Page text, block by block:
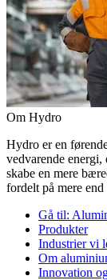
Om Hydro
Hydro er en
vedvarende
skabe en mere
fordelt på mere
Gå til:
Produkter
Industrier vi
Om
Innovation